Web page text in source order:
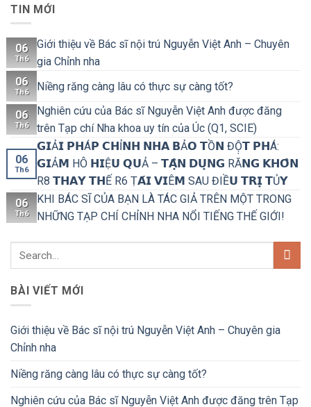
TIN MỚI
06
Th6
Giới thiệu về Bác sĩ nội trú Nguyễn Việt Anh – Chuyên
gia Chỉnh nha
06
Th6 Niềng răng càng lâu có thực sự càng tốt?
06
Th6
Nghiên cứu của Bác sĩ Nguyễn Việt Anh được đăng
trên Tạp chí Nha khoa uy tín của Úc (Q1, SCIE)
06
Th6
𝗚𝗜Ả𝗜 𝗣𝗛Á𝗣 𝗖𝗛Ỉ𝗡𝗛 𝗡𝗛𝗔 𝗕Ả𝗢 𝗧Ồ𝗡 ĐỘ̣𝗧 𝗣𝗛Á:
𝗚𝗜Ả𝗠 HÔ 𝗛𝗜Ệ𝗨 𝗤𝗨Ả – 𝗧𝗔̣̂𝗡 𝗗𝗨̣𝗡𝗚 RĂ𝗡𝗚 𝗞𝗛𝗢̂𝗡
R8 𝗧𝗛𝗔𝗬 𝗧𝗛Ế R6 Ṭ𝗔́𝗜 𝗩𝗜Ê𝗠 SAU ĐIỀ𝗨 𝗧𝗥𝗜̣ 𝗧Ủ𝗬
06
Th6
KHI BÁC SĨ CỦA BẠN LÀ TÁC GIẢ TRÊN MỘT TRONG
NHỮNG TẠP CHÍ CHỈNH NHA NỔI TIẾNG THẾ GIỚI!
BÀI VIẾT MỚI
Giới thiệu về Bác sĩ nội trú Nguyễn Việt Anh – Chuyên gia
Chỉnh nha
Niềng răng càng lâu có thực sự càng tốt?
Nghiên cứu của Bác sĩ Nguyễn Việt Anh được đăng trên Tạp